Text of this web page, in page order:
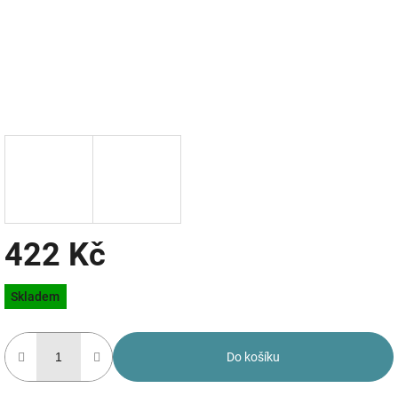
422 Kč
Měrná
cena:
Skladem
Do košíku